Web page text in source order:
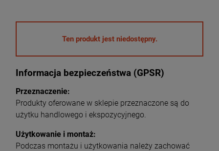
Ten produkt jest niedostępny.
Informacja bezpieczeństwa (GPSR)
Przeznaczenie:
Produkty oferowane w sklepie przeznaczone są do
użytku handlowego i ekspozycyjnego.
Użytkowanie i montaż:
Podczas montażu i użytkowania należy zachować